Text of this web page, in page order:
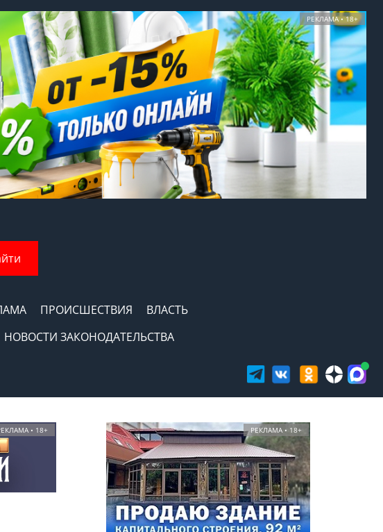
РЕКЛАМА • 18+
ПРОИСШЕСТВИЯ
ВЛАСТЬ
НОВОСТИ ЗАКОНОДАТЕЛЬСТВА
• 18+ РЕКЛАМА • 18+